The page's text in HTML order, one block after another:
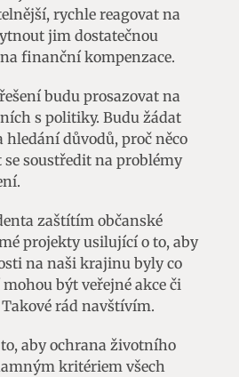
rychle reagovat na
jim dostatečnou
finanční kompenzace.
budu prosazovat na
s politiky. Budu žádat
důvodů, proč něco
se soustředit na problémy
zaštítím občanské
projekty usilující o to, aby
na naši krajinu byly co
být veřejné akce či
rád navštívím.
aby ochrana životního
kritériem všech